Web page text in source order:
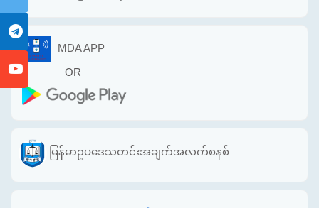
MDA APP
OR
မြန်မာဥပဒေသတင်းအချက်အလက်စနစ်